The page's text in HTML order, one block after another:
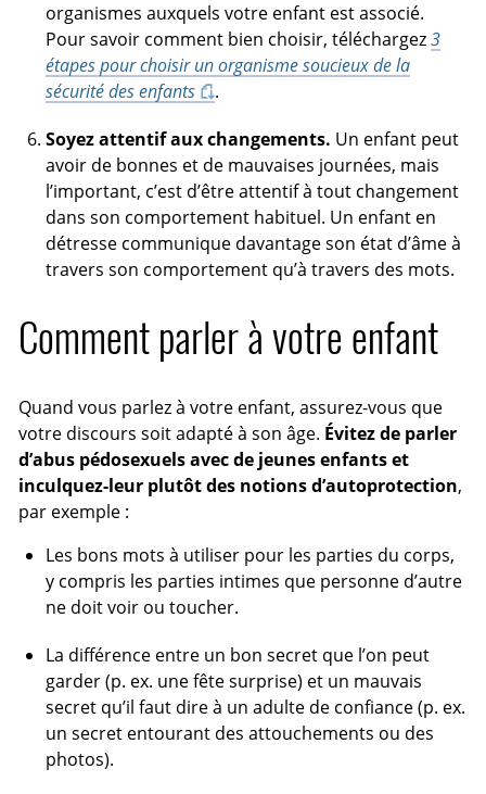
organismes auxquels votre enfant est associé.
Pour savoir comment bien choisir, téléchargez3
étapes pour choisir un organisme soucieux de la
sécurité des enfants
.
Soyez attentif aux changements. Un enfant peut
avoir de bonnes et de mauvaises journées, mais
l’important, c’est d’être attentif à tout changement
dans son comportement habituel. Un enfant en
détresse communique davantage son état d’âme à
travers son comportement qu’à travers des mots.
Comment parler à votre enfant
Quand vous parlez à votre enfant, assurez-vous que
votre discours soit adapté à son âge. Évitez de parler
d’abus pédosexuels avec de jeunes enfants et
inculquez-leur plutôt des notions d’autoprotection,
par exemple :
Les bons mots à utiliser pour les parties du corps,
y compris les parties intimes que personne d’autre
ne doit voir ou toucher.
La différence entre un bon secret que l’on peut
garder (p. ex. une fête surprise) et un mauvais
secret qu’il faut dire à un adulte de confiance (p. ex.
un secret entourant des attouchements ou des
photos).